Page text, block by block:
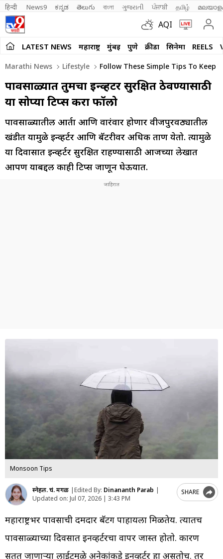
हिन्दी News9 ಕನ್ನಡ తెలుగు বাংলা ગુજરાતી ਪੰਜਾਬੀ தமிழ்
AQI
LATEST NEWS महाराष्ट्र मुंबई पुणे क्रीडा सिनेमा REELS
Marathi News Lifestyle Follow These Simple Tips To Keep
पावसाळ्यात तुमचा इन्व्हर्टर सुरक्षित ठेवण्यासाठी
या सोप्या टिप्स करा फॉलो
पावसाळ्यातील आर्द्रता आणि वारंवार होणार वीजपुरवठ्यातील
खंडीत यामुळे इन्व्हर्टर आणि बॅटरीवर अधिक ताण येतो. त्यामुळे
या दिवासात इन्व्हर्टर सुरक्षित राहण्यासाठी आजच्या लेखात
आपण याबद्दल काही टिप्स जाणून घेऊयात.
Monsoon Tips
स्नेहल. चं. मेंगळ |Edited By: Dinananth Parab |
Updated on: Jul 07, 2026 | 3:43 PM
SHARE
महाराष्ट्रभर पावसाची दमदार बॅटिंग पाहायला मिळतेय. त्यातच
पावसाळ्याच्या दिवसात इनव्हर्टरचा वापर जास्त हाेताे. कारण
सतत जाणाऱ्या लाईटमुळे अनेकांकडे इनव्हर्टर हा असतोच. तर